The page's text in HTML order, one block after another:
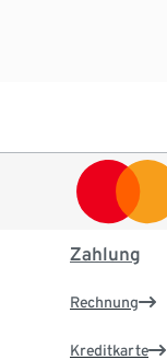
Zahlung
Rechnung
Kreditkarte